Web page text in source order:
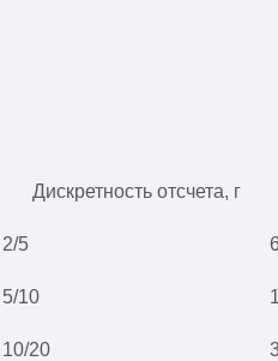
Дискретность отсчета, г
2/5
5/10
10/20